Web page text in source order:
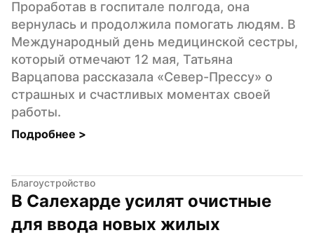
Проработав в госпитале полгода, она
вернулась и продолжила помогать людям. В
Международный день медицинской сестры,
который отмечают 12 мая, Татьяна
Варцапова рассказала «Север-Прессу» о
страшных и счастливых моментах своей
работы.
Подробнее >
Благоустройство
В Салехарде усилят очистные
для ввода новых жилых